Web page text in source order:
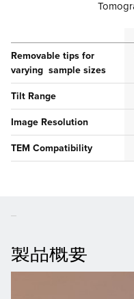
Removable tips for
varying sample sizes
Tilt Range
Image Resolution
TEM Compatibility
製品概要